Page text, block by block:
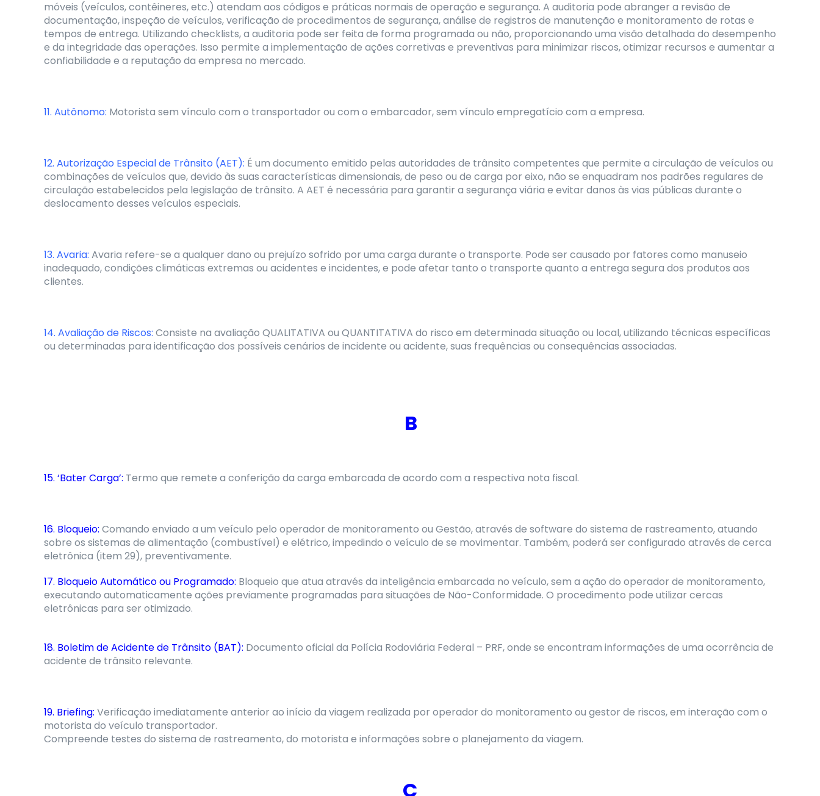
móveis (veículos, contêineres, etc.) atendam aos códigos e práticas normais de operação e segurança. A auditoria pode abranger a revisão de
documentação, inspeção de veículos, verificação de procedimentos de segurança, análise de registros de manutenção e monitoramento de rotas e
tempos de entrega. Utilizando checklists, a auditoria pode ser feita de forma programada ou não, proporcionando uma visão detalhada do desempenho
e da integridade das operações. Isso permite a implementação de ações corretivas e preventivas para minimizar riscos, otimizar recursos e aumentar a
confiabilidade e a reputação da empresa no mercado.
11. Autônomo: Motorista sem vínculo com o transportador ou com o embarcador, sem vínculo empregatício com a empresa.
12. Autorização Especial de Trânsito (AET): É um documento emitido pelas autoridades de trânsito competentes que permite a circulação de veículos ou
combinações de veículos que, devido às suas características dimensionais, de peso ou de carga por eixo, não se enquadram nos padrões regulares de
circulação estabelecidos pela legislação de trânsito. A AET é necessária para garantir a segurança viária e evitar danos às vias públicas durante o
deslocamento desses veículos especiais.
13. Avaria: Avaria refere-se a qualquer dano ou prejuízo sofrido por uma carga durante o transporte. Pode ser causado por fatores como manuseio
inadequado, condições climáticas extremas ou acidentes e incidentes, e pode afetar tanto o transporte quanto a entrega segura dos produtos aos
clientes.
14. Avaliação de Riscos: Consiste na avaliação QUALITATIVA ou QUANTITATIVA do risco em determinada situação ou local, utilizando técnicas específicas
ou determinadas para identificação dos possíveis cenários de incidente ou acidente, suas frequências ou consequências associadas.
B
15. ‘Bater Carga’: Termo que remete a conferição da carga embarcada de acordo com a respectiva nota fiscal.
16. Bloqueio: Comando enviado a um veículo pelo operador de monitoramento ou Gestão, através de software do sistema de rastreamento, atuando
sobre os sistemas de alimentação (combustível) e elétrico, impedindo o veículo de se movimentar. Também, poderá ser configurado através de cerca
eletrônica (item 29), preventivamente.
17. Bloqueio Automático ou Programado: Bloqueio que atua através da inteligência embarcada no veículo, sem a ação do operador de monitoramento,
executando automaticamente ações previamente programadas para situações de Não-Conformidade. O procedimento pode utilizar cercas
eletrônicas para ser otimizado.
18. Boletim de Acidente de Trânsito (BAT): Documento oficial da Polícia Rodoviária Federal – PRF, onde se encontram informações de uma ocorrência de
acidente de trânsito relevante.
19. Briefing: Verificação imediatamente anterior ao início da viagem realizada por operador do monitoramento ou gestor de riscos, em interação com o
motorista do veículo transportador.
Compreende testes do sistema de rastreamento, do motorista e informações sobre o planejamento da viagem.
C